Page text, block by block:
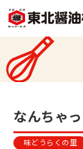
なんちゃ
味どうらくの里